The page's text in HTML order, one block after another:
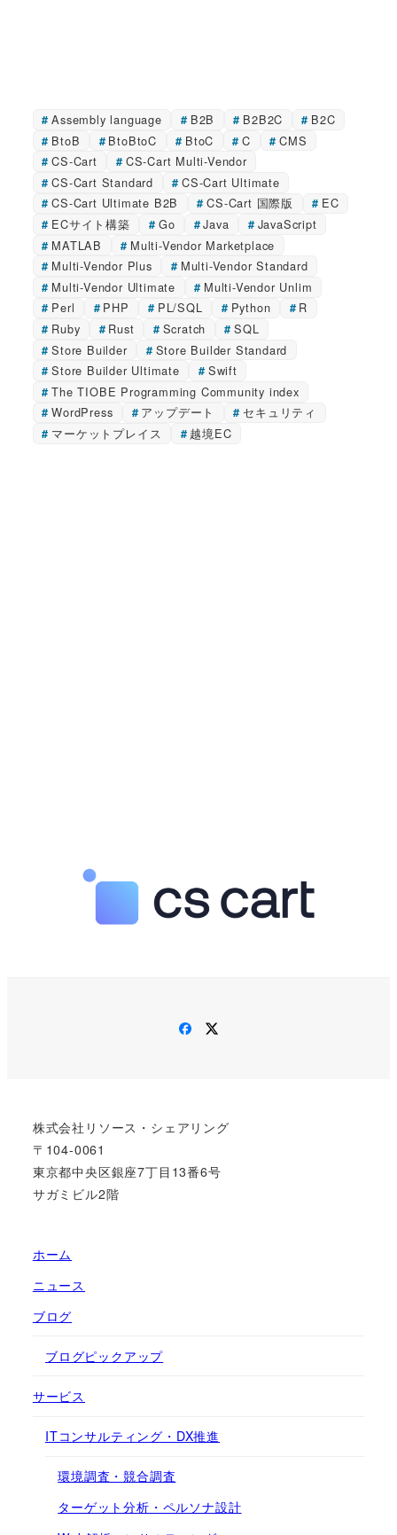
Assembly language B2B B2B2C
B2C
BtoB
BtoBtoC BtoC C
CMS
CS-Cart
CS-Cart Multi-Vendor
CS-Cart Standard
CS-Cart Ultimate
CS-Cart Ultimate B2B
CS-Cart 国際版
EC
ECサイト構築
Go Java
JavaScript
MATLAB
Multi-Vendor Marketplace
Multi-Vendor Plus
Multi-Vendor Standard
Multi-Vendor Ultimate
Multi-Vendor Unlim
Perl
PHP PL/SQL Python
R
Ruby
Rust Scratch
SQL
Store Builder
Store Builder Standard
Store Builder Ultimate
Swift
The TIOBE Programming Community index
WordPress
アップデート
セキュリティ
マーケットプレイス
越境EC
Facebook
株式会社リソース・シェアリング
〒104-0061
東京都中央区銀座7丁目13番6号
サガミビル2階
ホーム
ニュース
ブログ
ブログピックアップ
サービス
ITコンサルティング・DX推進
環境調査・競合調査
ターゲット分析・ペルソナ設計